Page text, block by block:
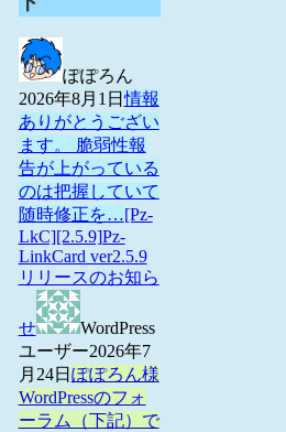
ぽぽろん
2026年8月1日情報
ありがとうござい
ます。 脆弱性報
告が上がっている
のは把握していて
随時修正を…[Pz-
LkC][2.5.9]Pz-
LinkCard ver2.5.9
リリースのお知ら
せ
WordPress
ユーザー2026年7
月24日 ぽぽろん様
WordPressのフォ
ーラム（下記）で